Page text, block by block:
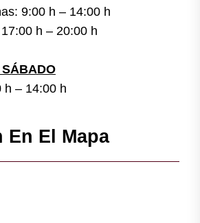
9:00 h – 14:00 h
h – 20:00 h
h – 14:00 h
En El Mapa